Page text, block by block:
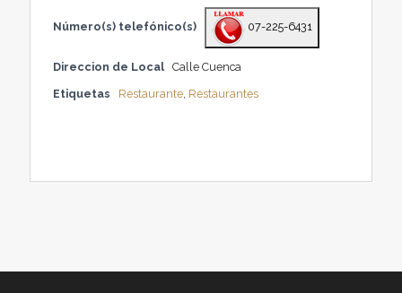
Número(s) telefónico(s) 07-225-6431
Direccion de Local
Calle Cuenca
Etiquetas
Restaurante, Restaurantes